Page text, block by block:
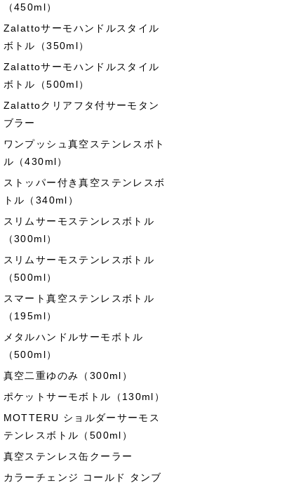
（450ml）
Zalattoサーモハンドルスタイル
ボトル（350ml）
Zalattoサーモハンドルスタイル
ボトル（500ml）
Zalattoクリアフタ付サーモタン
ブラー
ワンプッシュ真空ステンレスボト
ル（430ml）
ストッパー付き真空ステンレスボ
トル（340ml）
スリムサーモステンレスボトル
（300ml）
スリムサーモステンレスボトル
（500ml）
スマート真空ステンレスボトル
（195ml）
メタルハンドルサーモボトル
（500ml）
真空二重ゆのみ（300ml）
ポケットサーモボトル（130ml）
MOTTERU ショルダーサーモス
テンレスボトル（500ml）
真空ステンレス缶クーラー
カラーチェンジ コールド タンブ